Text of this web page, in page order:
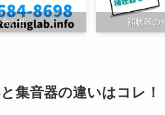
わせ 補聴器の
集音器の違いはコレ！